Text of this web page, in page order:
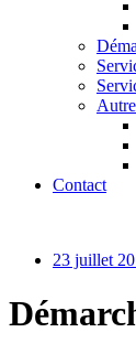
Contact
23 juillet